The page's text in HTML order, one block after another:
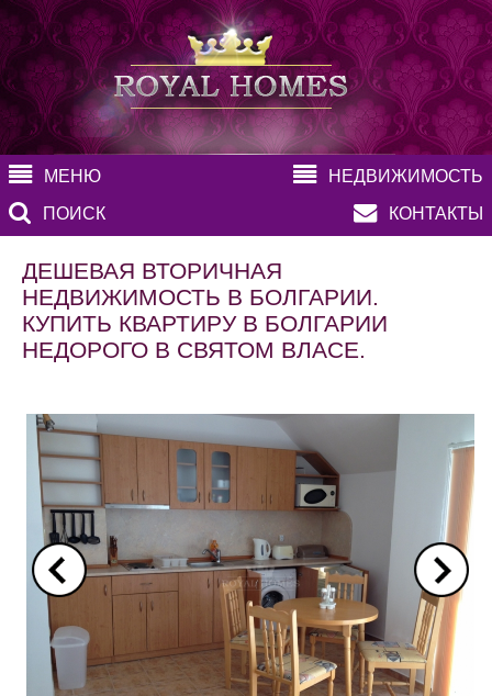
МЕНЮ
НЕДВИЖИМОСТЬ
ПОИСК
КОНТАКТЫ
ДЕШЕВАЯ ВТОРИЧНАЯ
НЕДВИЖИМОСТЬ В БОЛГАРИИ.
КУПИТЬ КВАРТИРУ В БОЛГАРИИ
НЕДОРОГО В СВЯТОМ ВЛАСЕ.